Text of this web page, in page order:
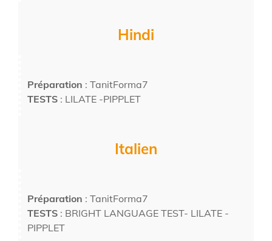
Hindi
Préparation : TanitForma7
TESTS : LILATE -PIPPLET
Italien
Préparation : TanitForma7
TESTS : BRIGHT LANGUAGE TEST- LILATE -
PIPPLET